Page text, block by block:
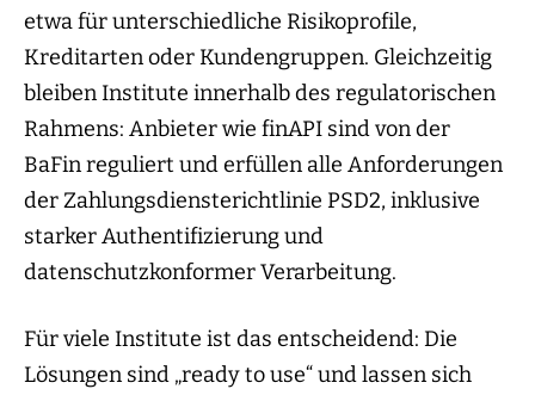
etwa für unterschiedliche Risikoprofile,
Kreditarten oder Kundengruppen. Gleichzeitig
bleiben Institute innerhalb des regulatorischen
Rahmens: Anbieter wie finAPI sind von der
BaFin reguliert und erfüllen alle Anforderungen
der Zahlungsdiensterichtlinie PSD2, inklusive
starker Authentifizierung und
datenschutzkonformer Verarbeitung.
Für viele Institute ist das entscheidend: Die
Lösungen sind „ready to use“ und lassen sich